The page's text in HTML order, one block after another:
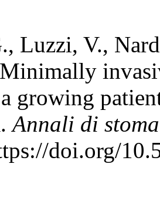
Luzzi, V.,
growing
Annali di
doi.org/